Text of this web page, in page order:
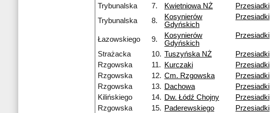
Trybunalska
7. Kwietniowa NŻ
Przesiadki
Trybunalska
8.
Kosynierów
Gdyńskich
Przesiadki
Łazowskiego 9.
Kosynierów
Gdyńskich
Przesiadki
Strażacka 10. Tuszyńska NŻ
Przesiadki
Rzgowska
11. Kurczaki
Przesiadki
Rzgowska
12. Cm. Rzgowska
Przesiadki
Rzgowska
13. Dachowa
Przesiadki
Kilińskiego
14. Dw. Łódź Chojny
Przesiadki
Rzgowska
15. Paderewskiego
Przesiadki